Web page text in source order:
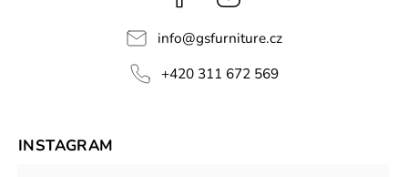
info@gsfurniture.cz
+420 311 672 569
INSTAGRAM